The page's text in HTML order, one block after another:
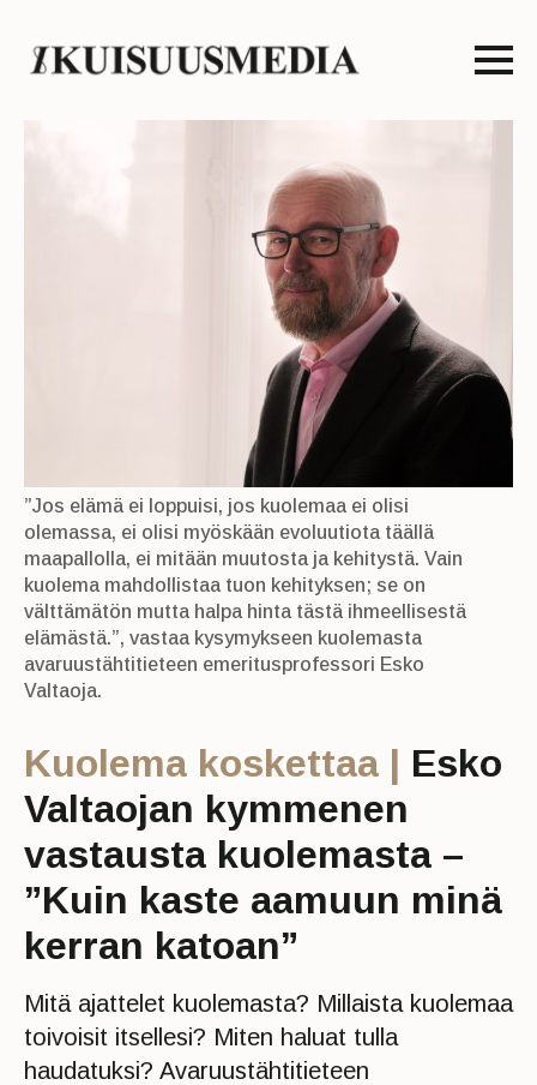
”Jos elämä ei loppuisi, jos kuolemaa ei olisi
olemassa, ei olisi myöskään evoluutiota täällä
maapallolla, ei mitään muutosta ja kehitystä. Vain
kuolema mahdollistaa tuon kehityksen; se on
välttämätön mutta halpa hinta tästä ihmeellisestä
elämästä.”, vastaa kysymykseen kuolemasta
avaruustähtitieteen emeritusprofessori Esko
Valtaoja.
Kuolema koskettaa | Esko
Valtaojan kymmenen
vastausta kuolemasta –
”Kuin kaste aamuun minä
kerran katoan”
Mitä ajattelet kuolemasta? Millaista kuolemaa
toivoisit itsellesi? Miten haluat tulla
haudatuksi? Avaruustähtitieteen